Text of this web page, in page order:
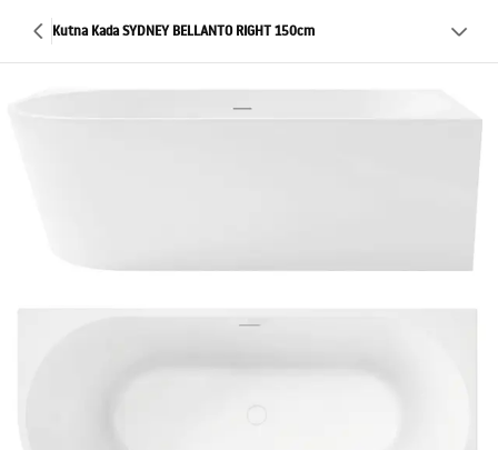
Kutna Kada SYDNEY BELLANTO RIGHT 150cm